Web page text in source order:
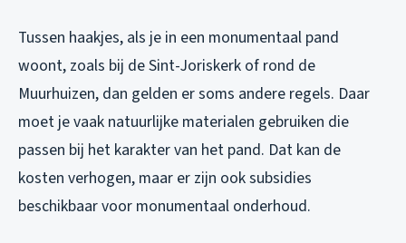
Tussen haakjes, als je in een monumentaal pand
woont, zoals bij de Sint-Joriskerk of rond de
Muurhuizen, dan gelden er soms andere regels. Daar
moet je vaak natuurlijke materialen gebruiken die
passen bij het karakter van het pand. Dat kan de
kosten verhogen, maar er zijn ook subsidies
beschikbaar voor monumentaal onderhoud.